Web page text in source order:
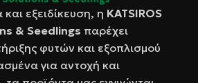
εξειδίκευση, η KATSIRΟS
& Seedlings παρέχει
φυτών και εξοπλισμού
για αντοχή και